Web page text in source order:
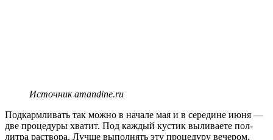
Источник amandine.ru
Подкармливать так можно в начале мая и в середине июня —
две процедуры хватит. Под каждый кустик выливаете пол-
литра раствора. Лучше выполнять эту процедуру вечером.